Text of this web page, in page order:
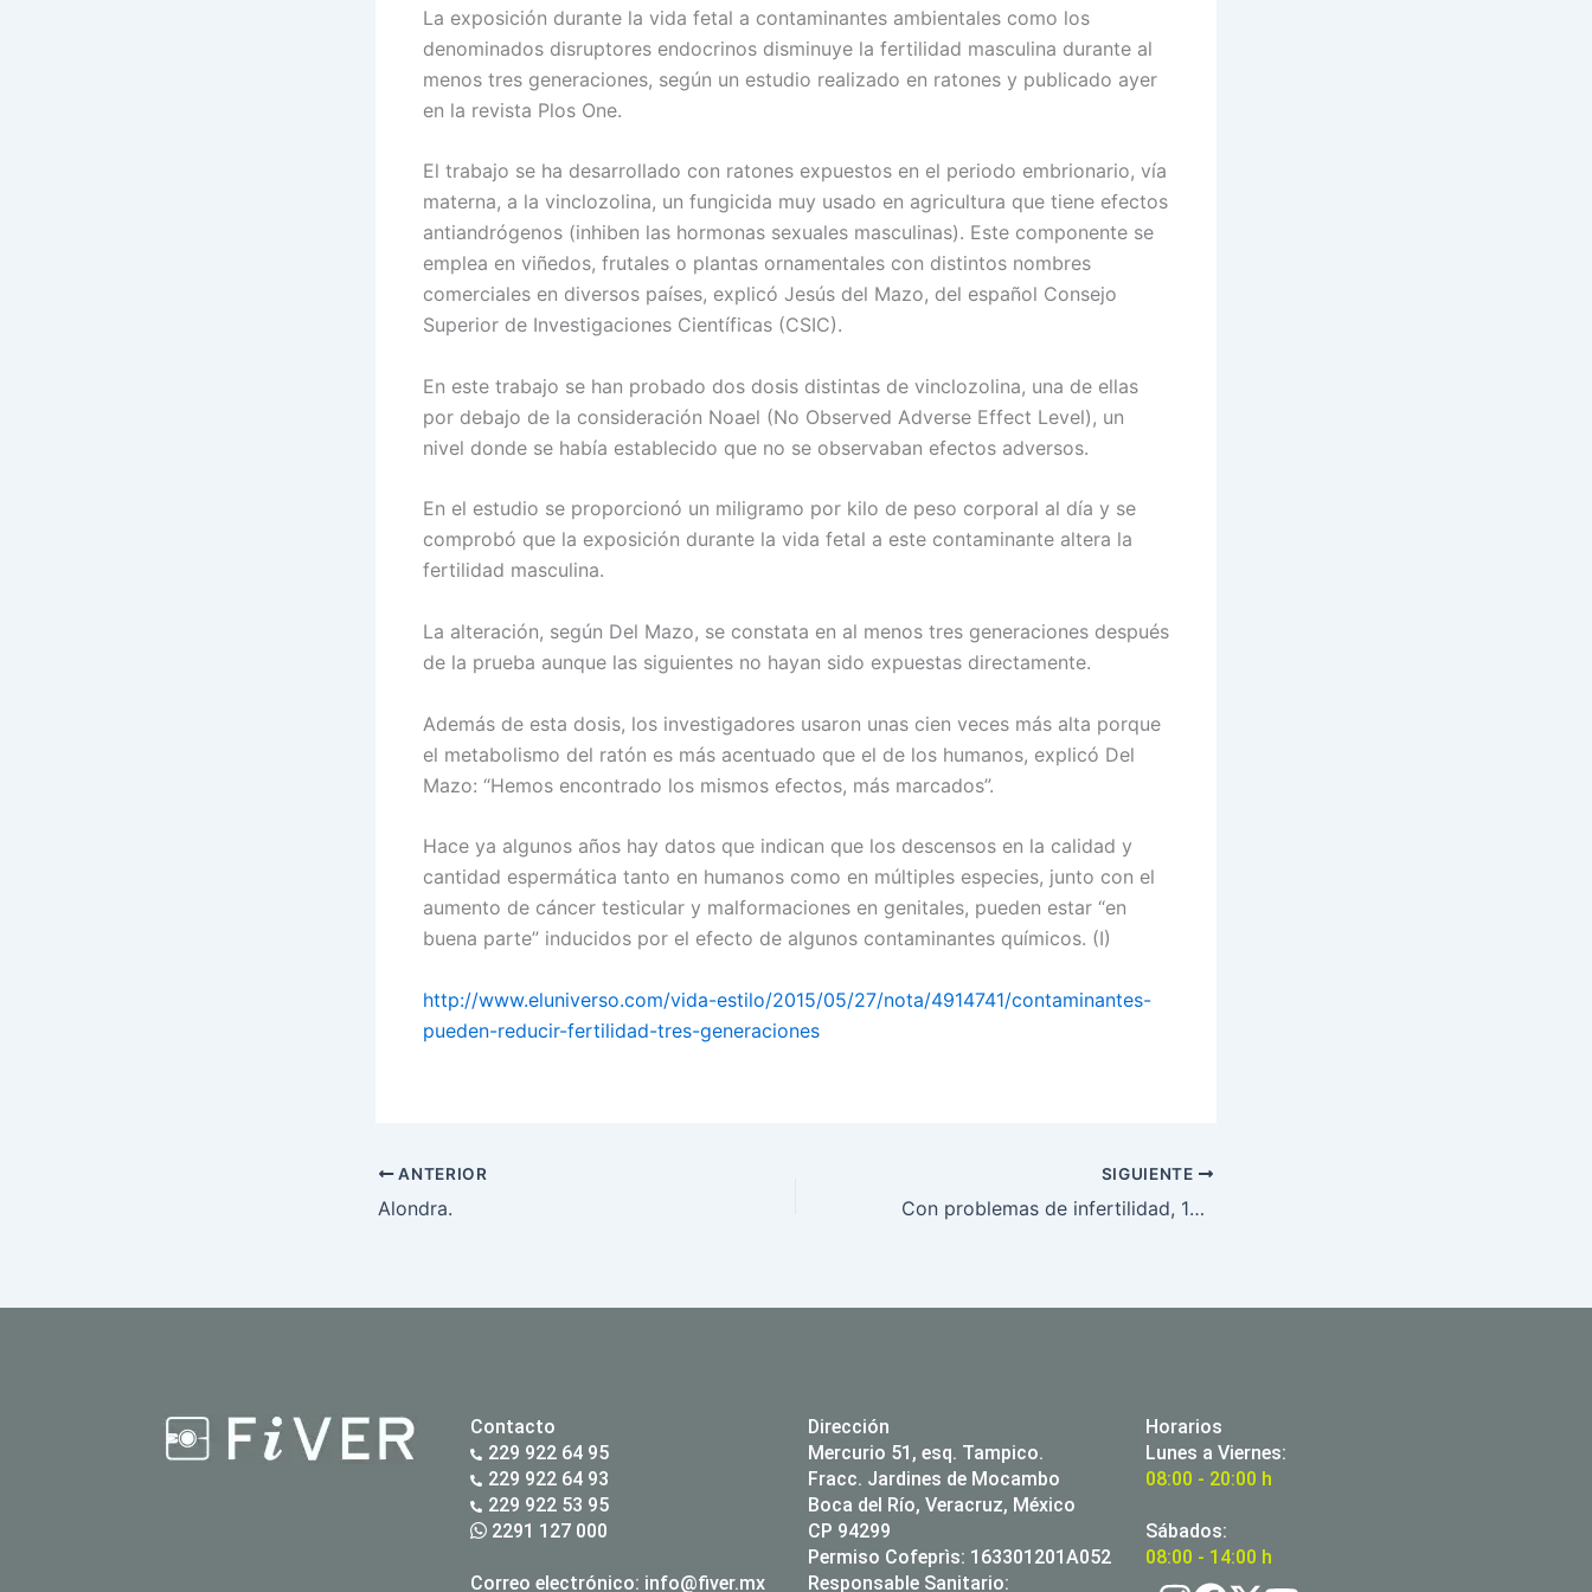
La exposición durante la vida fetal a contaminantes ambientales como los
denominados disruptores endocrinos disminuye la fertilidad masculina durante al
menos tres generaciones, según un estudio realizado en ratones y publicado ayer
en la revista Plos One.
El trabajo se ha desarrollado con ratones expuestos en el periodo embrionario, vía
materna, a la vinclozolina, un fungicida muy usado en agricultura que tiene efectos
antiandrógenos (inhiben las hormonas sexuales masculinas). Este componente se
emplea en viñedos, frutales o plantas ornamentales con distintos nombres
comerciales en diversos países, explicó Jesús del Mazo, del español Consejo
Superior de Investigaciones Científicas (CSIC).
En este trabajo se han probado dos dosis distintas de vinclozolina, una de ellas
por debajo de la consideración Noael (No Observed Adverse Effect Level), un
nivel donde se había establecido que no se observaban efectos adversos.
En el estudio se proporcionó un miligramo por kilo de peso corporal al día y se
comprobó que la exposición durante la vida fetal a este contaminante altera la
fertilidad masculina.
La alteración, según Del Mazo, se constata en al menos tres generaciones después
de la prueba aunque las siguientes no hayan sido expuestas directamente.
Además de esta dosis, los investigadores usaron unas cien veces más alta porque
el metabolismo del ratón es más acentuado que el de los humanos, explicó Del
Mazo: “Hemos encontrado los mismos efectos, más marcados”.
Hace ya algunos años hay datos que indican que los descensos en la calidad y
cantidad espermática tanto en humanos como en múltiples especies, junto con el
aumento de cáncer testicular y malformaciones en genitales, pueden estar “en
buena parte” inducidos por el efecto de algunos contaminantes químicos. (I)
http://www.eluniverso.com/vida-estilo/2015/05/27/nota/4914741/contaminantes-
pueden-reducir-fertilidad-tres-generaciones
ANTERIOR
Alondra.
SIGUIENTE
Con problemas de infertilidad, 15% de parejas en edad reproductiva.
Contacto
229 922 64 95
229 922 64 93
229 922 53 95
2291 127 000
Correo electrónico: info@fiver.mx
Dirección
Mercurio 51, esq. Tampico.
Fracc. Jardines de Mocambo
Boca del Río, Veracruz, México
CP 94299
Permiso Cofeprìs: 163301201A052
Responsable Sanitario:
Horarios
Lunes a Viernes:
08:00 - 20:00 h
Sábados:
08:00 - 14:00 h